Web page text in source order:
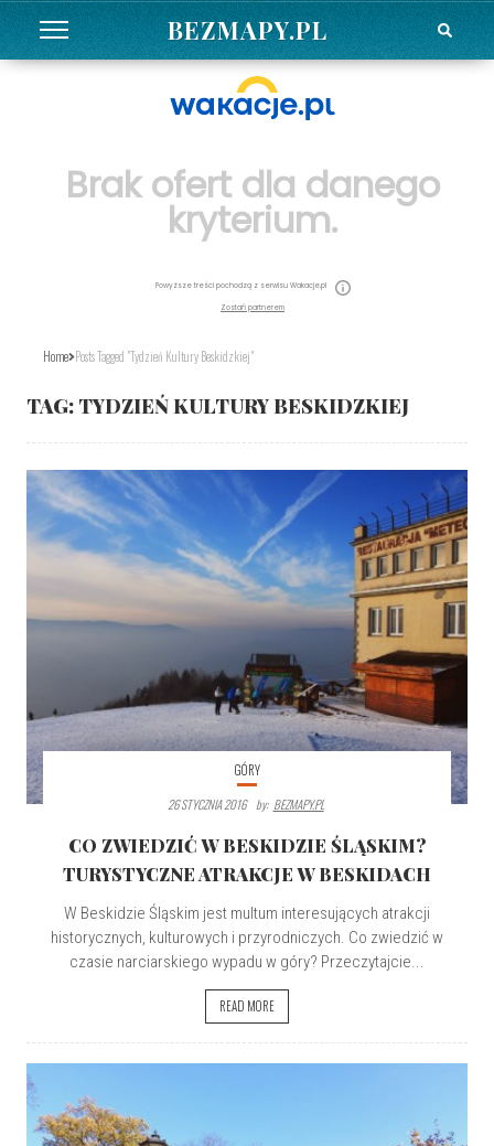
BEZMAPY.PL
Brak ofert dla danego
kryterium.
Powyższe treści pochodzą z serwisu Wakacje.pl
Zostań partnerem
Home Posts Tagged "Tydzień Kultury Beskidzkiej"
TAG: TYDZIEŃ KULTURY BESKIDZKIEJ
GÓRY
26 STYCZNIA 2016
By: BEZMAPY.PL
CO ZWIEDZIĆ W BESKIDZIE ŚLĄSKIM?
TURYSTYCZNE ATRAKCJE W BESKIDACH
W Beskidzie Śląskim jest multum interesujących atrakcji
historycznych, kulturowych i przyrodniczych. Co zwiedzić w
czasie narciarskiego wypadu w góry? Przeczytajcie...
READ MORE